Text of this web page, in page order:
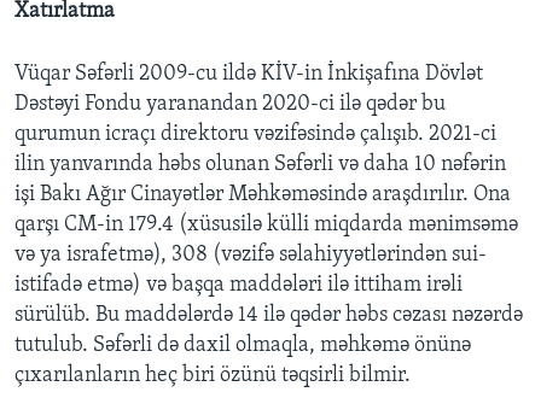
Xatırlatma
Vüqar Səfərli 2009-cu ildə KİV-in İnkişafına Dövlət
Dəstəyi Fondu yaranandan 2020-ci ilə qədər bu
qurumun icraçı direktoru vəzifəsində çalışıb. 2021-ci
ilin yanvarında həbs olunan Səfərli və daha 10 nəfərin
işi Bakı Ağır Cinayətlər Məhkəməsində araşdırılır. Ona
qarşı CM-in 179.4 (xüsusilə külli miqdarda mənimsəmə
və ya israfetmə), 308 (vəzifə səlahiyyətlərindən sui-
istifadə etmə) və başqa maddələri ilə ittiham irəli
sürülüb. Bu maddələrdə 14 ilə qədər həbs cəzası nəzərdə
tutulub. Səfərli də daxil olmaqla, məhkəmə önünə
çıxarılanların heç biri özünü təqsirli bilmir.